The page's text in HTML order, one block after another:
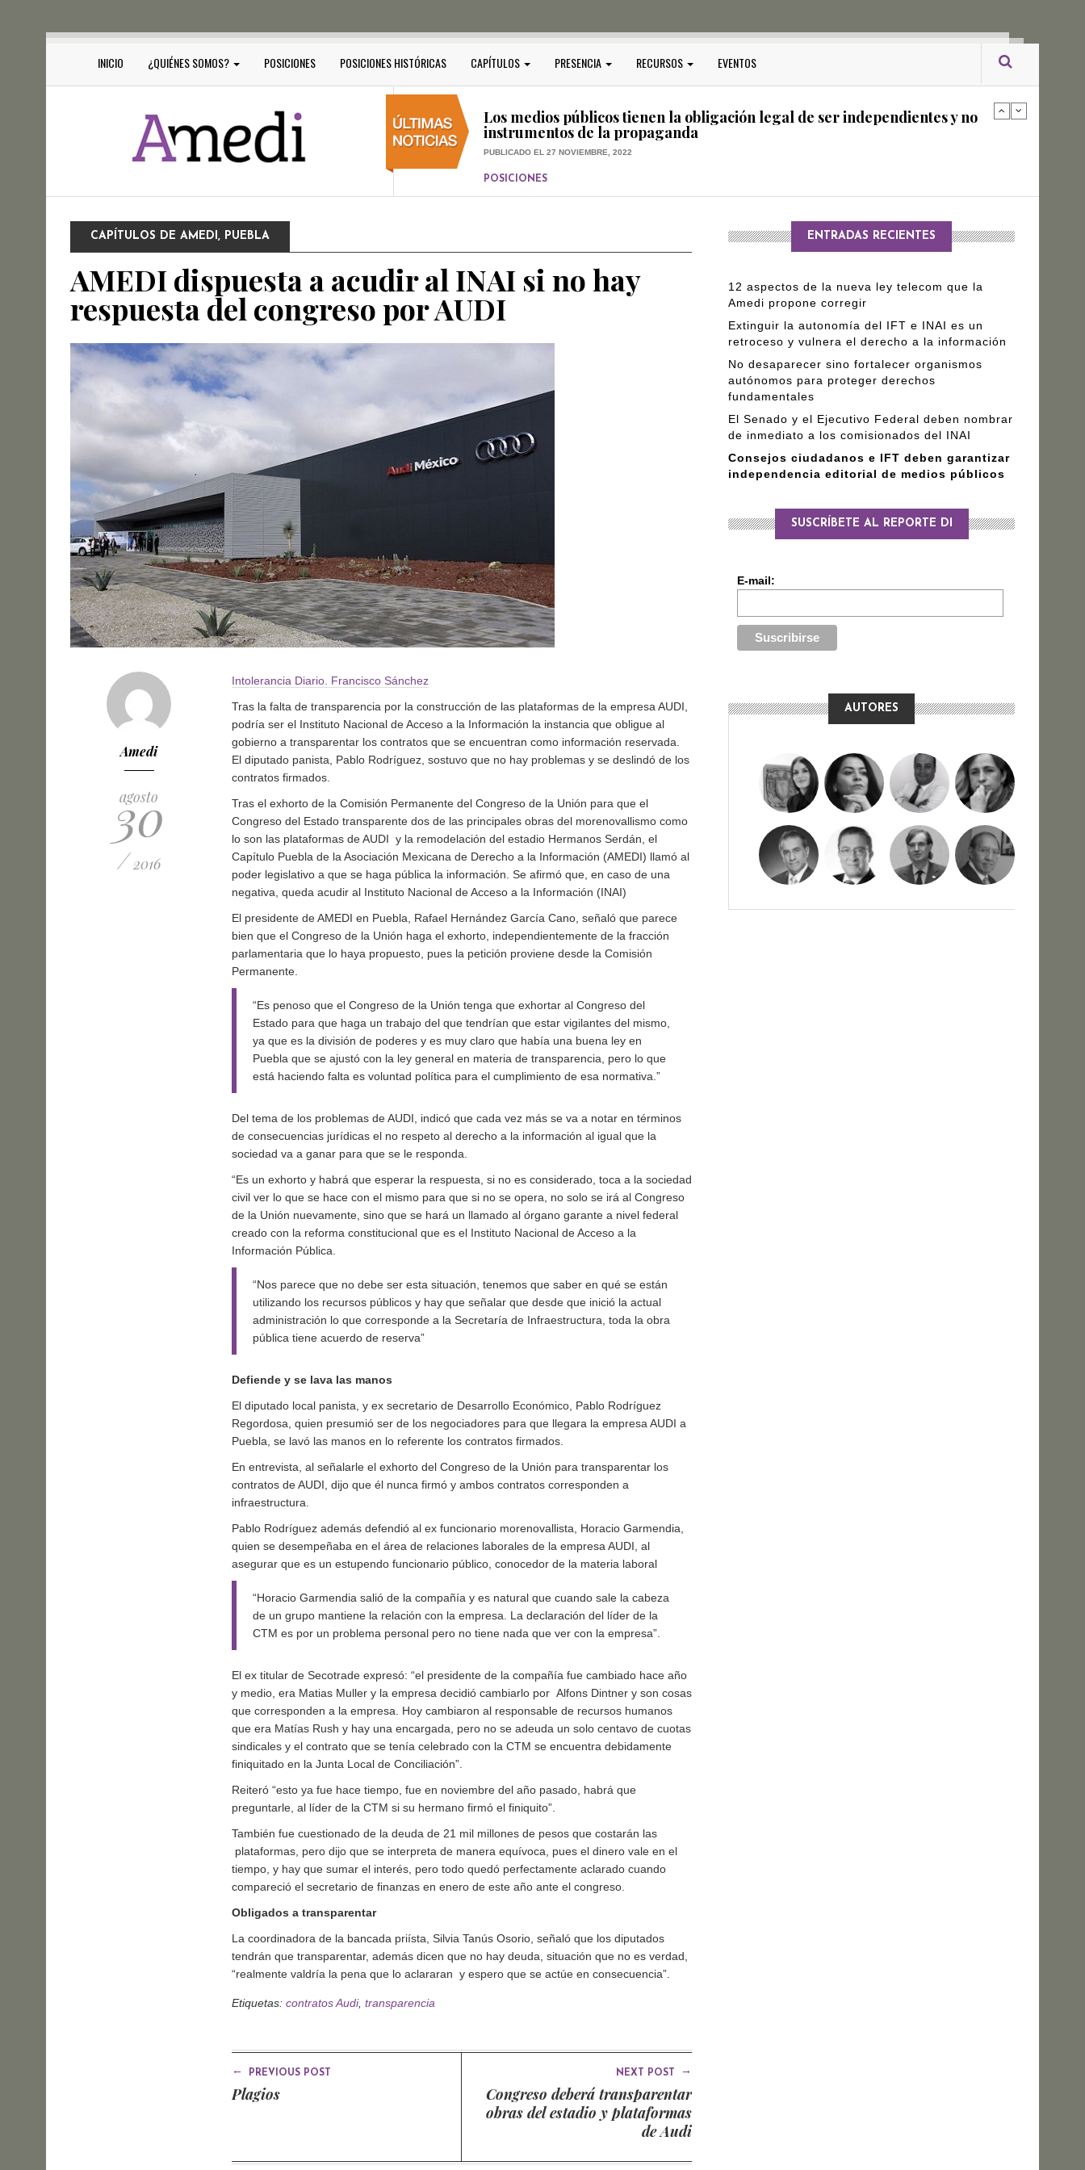
INICIO ¿QUIÉNES SOMOS? POSICIONES POSICIONES HISTÓRICAS CAPÍTULOS PRESENCIA RECURSOS EVENTOS
PUBLICADO EL 17 DICIEMBRE, 2022
Los medios públicos tienen la obligación legal de ser independientes y no
instrumentos de la propaganda
PUBLICADO EL 27 NOVIEMBRE, 2022
POSICIONES
Consejos ciudadanos e IFT deben garantizar independencia editorial de
CAPÍTULOS DE AMEDI, PUEBLA
AMEDI dispuesta a acudir al INAI si no hay
respuesta del congreso por AUDI
Amedi
agosto
30
/ 2016
Intolerancia Diario. Francisco Sánchez
Tras la falta de transparencia por la construcción de las plataformas de la empresa AUDI,
podría ser el Instituto Nacional de Acceso a la Información la instancia que obligue al
gobierno a transparentar los contratos que se encuentran como información reservada.
El diputado panista, Pablo Rodríguez, sostuvo que no hay problemas y se deslindó de los
contratos firmados.
Tras el exhorto de la Comisión Permanente del Congreso de la Unión para que el
Congreso del Estado transparente dos de las principales obras del morenovallismo como
lo son las plataformas de AUDI y la remodelación del estadio Hermanos Serdán, el
Capítulo Puebla de la Asociación Mexicana de Derecho a la Información (AMEDI) llamó al
poder legislativo a que se haga pública la información. Se afirmó que, en caso de una
negativa, queda acudir al Instituto Nacional de Acceso a la Información (INAI)
El presidente de AMEDI en Puebla, Rafael Hernández García Cano, señaló que parece
bien que el Congreso de la Unión haga el exhorto, independientemente de la fracción
parlamentaria que lo haya propuesto, pues la petición proviene desde la Comisión
Permanente.
“Es penoso que el Congreso de la Unión tenga que exhortar al Congreso del
Estado para que haga un trabajo del que tendrían que estar vigilantes del mismo,
ya que es la división de poderes y es muy claro que había una buena ley en
Puebla que se ajustó con la ley general en materia de transparencia, pero lo que
está haciendo falta es voluntad política para el cumplimiento de esa normativa.”
Del tema de los problemas de AUDI, indicó que cada vez más se va a notar en términos
de consecuencias jurídicas el no respeto al derecho a la información al igual que la
sociedad va a ganar para que se le responda.
“Es un exhorto y habrá que esperar la respuesta, si no es considerado, toca a la sociedad
civil ver lo que se hace con el mismo para que si no se opera, no solo se irá al Congreso
de la Unión nuevamente, sino que se hará un llamado al órgano garante a nivel federal
creado con la reforma constitucional que es el Instituto Nacional de Acceso a la
Información Pública.
“Nos parece que no debe ser esta situación, tenemos que saber en qué se están
utilizando los recursos públicos y hay que señalar que desde que inició la actual
administración lo que corresponde a la Secretaría de Infraestructura, toda la obra
pública tiene acuerdo de reserva”
Defiende y se lava las manos
El diputado local panista, y ex secretario de Desarrollo Económico, Pablo Rodríguez
Regordosa, quien presumió ser de los negociadores para que llegara la empresa AUDI a
Puebla, se lavó las manos en lo referente los contratos firmados.
En entrevista, al señalarle el exhorto del Congreso de la Unión para transparentar los
contratos de AUDI, dijo que él nunca firmó y ambos contratos corresponden a
infraestructura.
Pablo Rodríguez además defendió al ex funcionario morenovallista, Horacio Garmendia,
quien se desempeñaba en el área de relaciones laborales de la empresa AUDI, al
asegurar que es un estupendo funcionario público, conocedor de la materia laboral
“Horacio Garmendia salió de la compañía y es natural que cuando sale la cabeza
de un grupo mantiene la relación con la empresa. La declaración del líder de la
CTM es por un problema personal pero no tiene nada que ver con la empresa”.
El ex titular de Secotrade expresó: “el presidente de la compañía fue cambiado hace año
y medio, era Matias Muller y la empresa decidió cambiarlo por Alfons Dintner y son cosas
que corresponden a la empresa. Hoy cambiaron al responsable de recursos humanos
que era Matías Rush y hay una encargada, pero no se adeuda un solo centavo de cuotas
sindicales y el contrato que se tenía celebrado con la CTM se encuentra debidamente
finiquitado en la Junta Local de Conciliación”.
Reiteró “esto ya fue hace tiempo, fue en noviembre del año pasado, habrá que
preguntarle, al líder de la CTM si su hermano firmó el finiquito”.
También fue cuestionado de la deuda de 21 mil millones de pesos que costarán las
plataformas, pero dijo que se interpreta de manera equívoca, pues el dinero vale en el
tiempo, y hay que sumar el interés, pero todo quedó perfectamente aclarado cuando
compareció el secretario de finanzas en enero de este año ante el congreso.
Obligados a transparentar
La coordinadora de la bancada priísta, Silvia Tanús Osorio, señaló que los diputados
tendrán que transparentar, además dicen que no hay deuda, situación que no es verdad,
“realmente valdría la pena que lo aclararan y espero que se actúe en consecuencia”.
Etiquetas: contratos Audi, transparencia
← PREVIOUS POST
Plagios
NEXT POST →
Congreso deberá transparentar
obras del estadio y plataformas
de Audi
ENTRADAS RECIENTES
12 aspectos de la nueva ley telecom que la
Amedi propone corregir
Extinguir la autonomía del IFT e INAI es un
retroceso y vulnera el derecho a la información
No desaparecer sino fortalecer organismos
autónomos para proteger derechos
fundamentales
El Senado y el Ejecutivo Federal deben nombrar
de inmediato a los comisionados del INAI
Consejos ciudadanos e IFT deben garantizar
independencia editorial de medios públicos
SUSCRÍBETE AL REPORTE DI
E-mail:
AUTORES